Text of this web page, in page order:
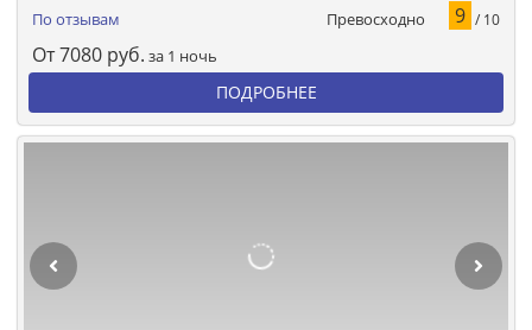
По отзывам
Превосходно 9 / 10
От7080 руб. за 1 ночь
ПОДРОБНЕЕ